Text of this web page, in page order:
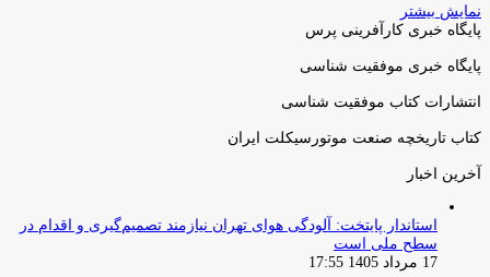
نمایش بیشتر
پایگاه خبری کارآفرینی پرس
پایگاه خبری موفقیت شناسی
انتشارات کتاب موفقیت شناسی
کتاب تاریخچه صنعت موتورسیکلت ایران
آخرین اخبار
استاندار پایتخت: آلودگی هوای تهران نیازمند تصمیم‌گیری و اقدام در
سطح ملی است
17 مرداد 1405 17:55